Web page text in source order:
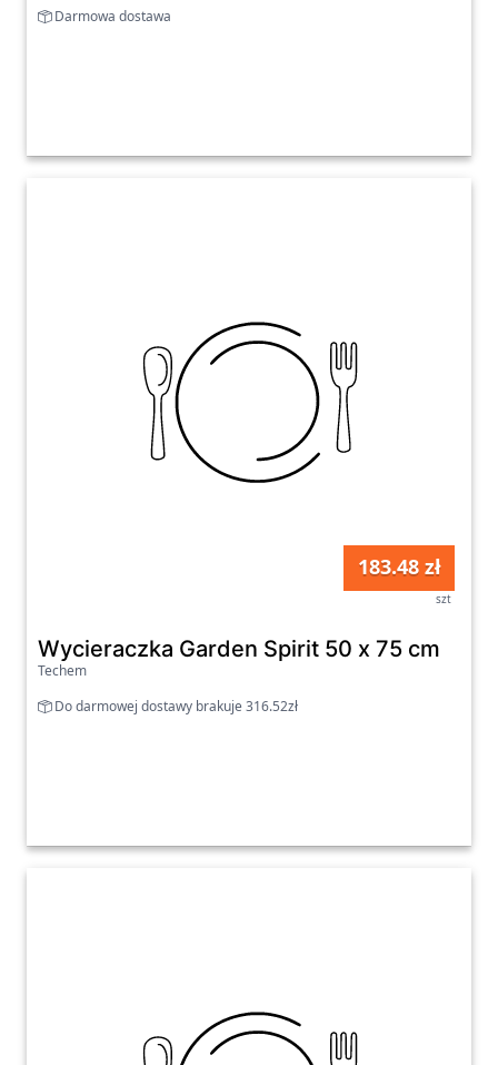
Darmowa dostawa
183.48 zł
szt
Wycieraczka Garden Spirit 50 x 75 cm
Techem
Do darmowej dostawy brakuje 316.52zł